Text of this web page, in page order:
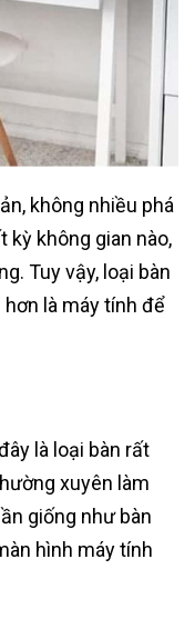
không nhiều phá
kỳ không gian nào,
Tuy vậy, loại bàn
là máy tính để
là loại bàn rất
xuyên làm
giống như bàn
hình máy tính